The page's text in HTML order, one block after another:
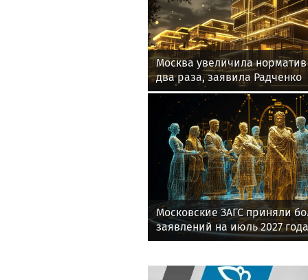
Москва увеличила
два раза, заявила Радченко
Московские ЗАГС приняли
заявлений на июль 2027 года